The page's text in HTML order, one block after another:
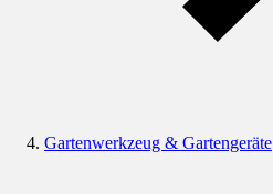
Gartenwerkzeug & Gartengeräte